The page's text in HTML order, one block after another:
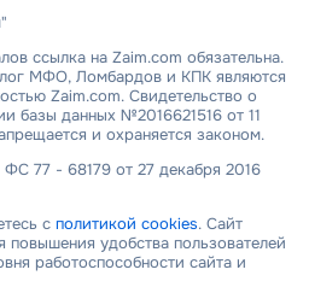
ссылка на Zaim.com обязательна.
МФО, Ломбардов и КПК являются
Zaim.com. Свидетельство о
базы данных №2016621516 от 11
и охраняется законом.
77 - 68179 от 27 декабря 2016
с политикой cookies. Сайт
повышения удобства пользователей
работоспособности сайта и